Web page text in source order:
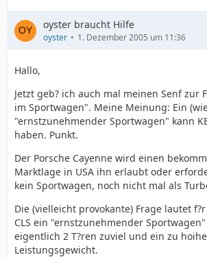
oyster braucht Hilfe
oyster 1. Dezember 2005 um 11:36
Hallo,
Jetzt geb? ich auch mal meinen Senf zur
im Sportwagen". Meine Meinung: Ein
"ernstzunehmender Sportwagen" kann
haben. Punkt.
Der Porsche Cayenne wird einen
Marktlage in USA ihn erlaubt oder
kein Sportwagen, noch nicht mal als
Die (vielleicht provokante) Frage lautet
CLS ein "ernstzunehmender
eigentlich 2 T?ren zuviel und ein zu
Leistungsgewicht.